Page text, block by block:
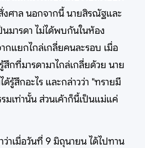
งศาล นอกจากนี้ นายสิรณัฐและ
นมารดา ไม่ได้พบกันในห้อง
กแยกไกล่เกลี่ยคนละรอบ เมื่อ
กที่มารดามาไกล่เกลี่ยด้วย นาย
รู้สึกอะไร และกล่าวว่า "ทรายมี
เท่านั้น ส่วนเค้าก็นี้เป็นแม่แค่
าเมื่อวันที่ 9 มิถุนายน ได้ไปทาน